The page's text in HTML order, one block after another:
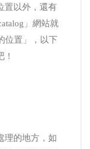
置以外，還有
」網站就
位置」，以下
理的地方，如